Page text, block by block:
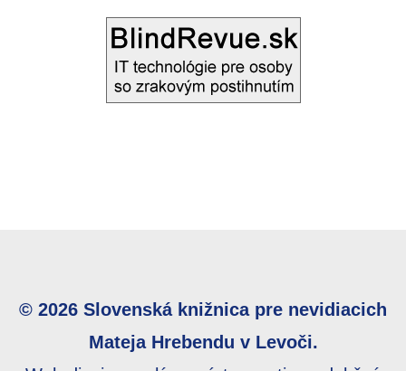
© 2026 Slovenská knižnica pre nevidiacich
Mateja Hrebendu v Levoči.